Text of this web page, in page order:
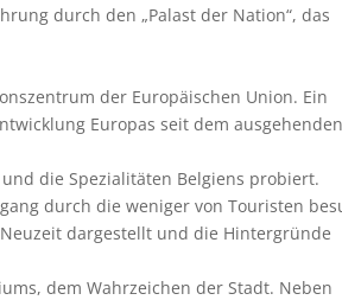
durch den „Palast der Nation“, das
der Europäischen Union. Ein
Europas seit dem
die Spezialitäten Belgiens probiert.
durch die weniger von Touristen
dargestellt und die Hintergründe
dem Wahrzeichen der Stadt. Neben